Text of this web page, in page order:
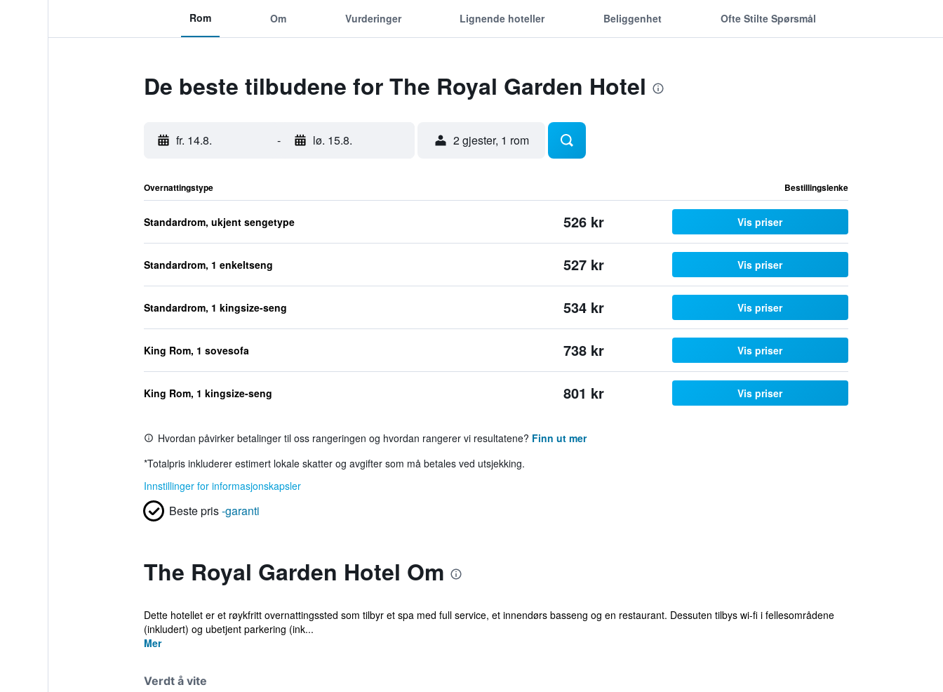
Rom Om Vurderinger Lignende hoteller Beliggenhet Ofte Stilte Spørsmål
De beste tilbudene for The Royal Garden Hotel
fr. 14.8. - lø. 15.8. 2 gjester, 1 rom
Overnattingstype Bestillingslenke
Standardrom, ukjent sengetype 526 kr Vis priser
Standardrom, 1 enkeltseng 527 kr Vis priser
Standardrom, 1 kingsize-seng 534 kr Vis priser
King Rom, 1 sovesofa 738 kr Vis priser
King Rom, 1 kingsize-seng 801 kr Vis priser
Hvordan påvirker betalinger til oss rangeringen og hvordan rangerer vi resultatene? Finn ut mer
*Totalpris inkluderer estimert lokale skatter og avgifter som må betales ved utsjekking.
Innstillinger for informasjonskapsler
Beste pris-garanti
The Royal Garden Hotel Om
Dette hotellet er et røykfritt overnattingssted som tilbyr et spa med full service, et innendørs basseng og en restaurant. Dessuten tilbys wi-fi i fellesområdene
(inkludert) og ubetjent parkering (ink...
Mer
Verdt å vite